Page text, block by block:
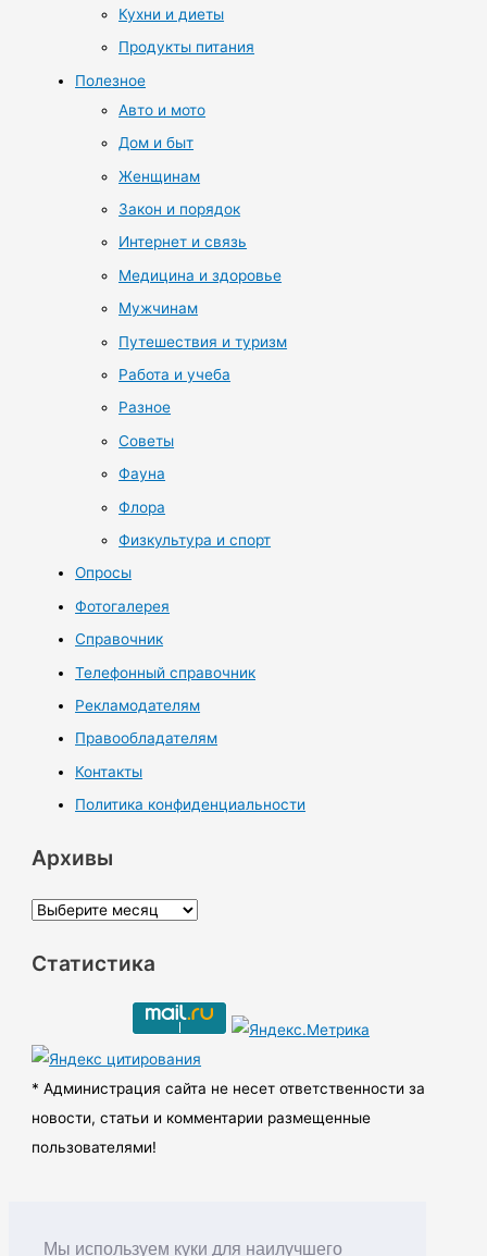
Мы используем куки для наилучшего
Кухни и диеты
Продукты питания
Полезное
Авто и мото
Дом и быт
Женщинам
Закон и порядок
Интернет и связь
Медицина и здоровье
Мужчинам
Путешествия и туризм
Работа и учеба
Разное
Советы
Фауна
Флора
Физкультура и спорт
Опросы
Фотогалерея
Справочник
Телефонный справочник
Рекламодателям
Правообладателям
Контакты
Политика конфиденциальности
Архивы
А
х
ы
Статистика
* Администрация сайта не несет ответственности за
новости, статьи и комментарии размещенные
пользователями!